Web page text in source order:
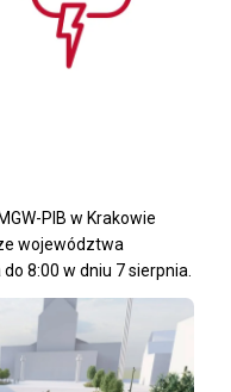
PIB w Krakowie
województwa
8:00 w dniu 7 sierpnia.